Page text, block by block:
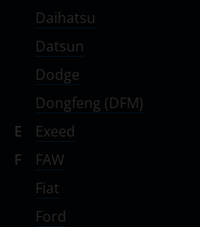
Daihatsu
Datsun
Dodge
Dongfeng (DFM)
E
Exeed
F
FAW
Fiat
Ford